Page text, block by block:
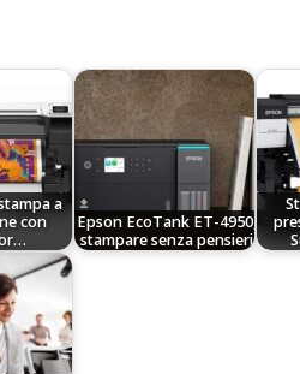
a
con
Epson EcoTank ET-4950,
stampare senza pensieri